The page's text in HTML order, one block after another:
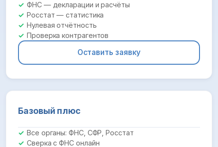
ФНС — декларации и расчёты
Росстат — статистика
Нулевая отчётность
Проверка контрагентов
Оставить заявку
Базовый плюс
Все органы: ФНС, СФР, Росстат
Сверка с ФНС онлайн